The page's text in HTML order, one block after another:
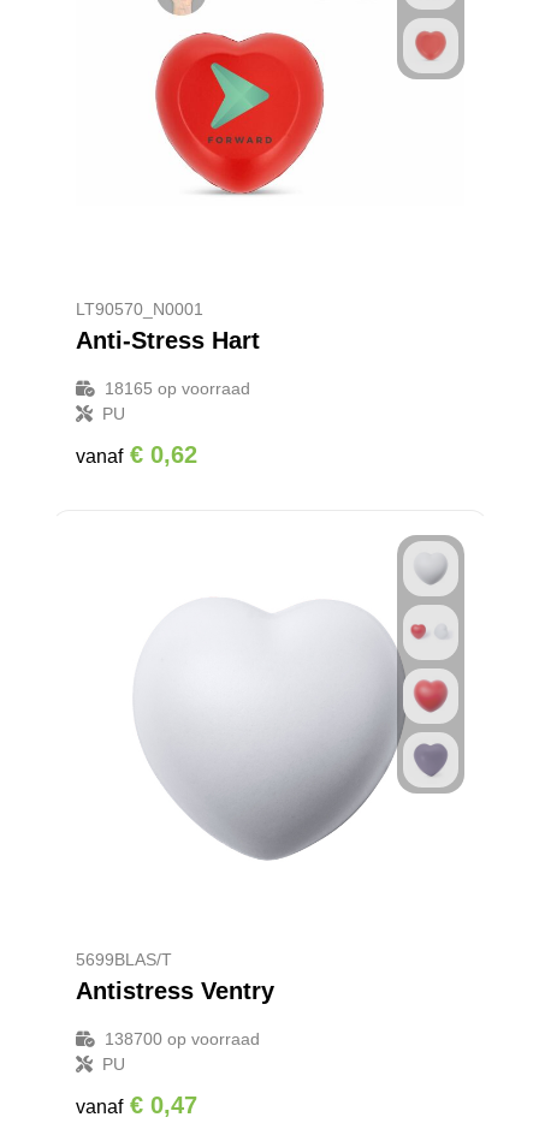
LT90570_N0001
Anti-Stress Hart
18165 op voorraad
PU
vanaf € 0,62
5699BLAS/T
Antistress Ventry
138700op voorraad
PU
vanaf € 0,47